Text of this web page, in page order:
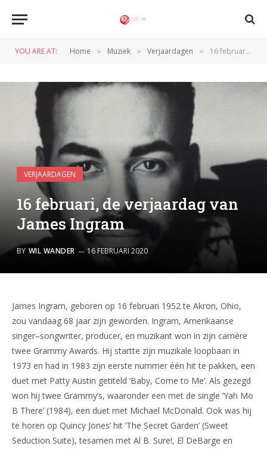
YOU ARE AT: Home » Muziek » Verjaardagen » 16 februari, de verjaardag van James Ingram
VERJAARDAGEN
16 februari, de verjaardag van
James Ingram
BY WIL WANDER 16 FEBRUARI 2020
James Ingram, geboren op 16 februari 1952 te Akron, Ohio,
zou vandaag 68 jaar zijn geworden. Ingram, Amerikaanse
singer–songwriter, producer, en muzikant won in zijn carrière
twee Grammy Awards. Hij startte zijn muzikale loopbaan in
1973 en had in 1983 zijn eerste nummer één hit te pakken, een
duet met Patty Austin getiteld ‘Baby, Come to Me’. Als gezegd
won hij twee Grammy’s, waaronder een met de single ‘Yah Mo
B There’ (1984), een duet met Michael McDonald. Ook was hij
te horen op Quincy Jones’ hit ‘The Secret Garden’ (Sweet
Seduction Suite), tesamen met Al B. Sure!, El DeBarge en